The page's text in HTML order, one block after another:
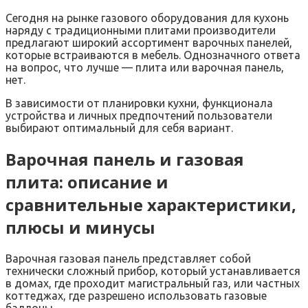
Сегодня на рынке газового оборудования для кухонь
наряду с традиционными плитами производители
предлагают широкий ассортимент варочных панелей,
которые встраиваются в мебель. Однозначного ответа
на вопрос, что лучше — плита или варочная панель,
нет.
В зависимости от планировки кухни, функционала
устройства и личных предпочтений пользователи
выбирают оптимальный для себя вариант.
Варочная панель и газовая
плита: описание и
сравнительные характеристики,
плюсы и минусы
Варочная газовая панель представляет собой
технически сложный прибор, который устанавливается
в домах, где проходит магистральный газ, или частных
коттеджах, где разрешено использовать газовые